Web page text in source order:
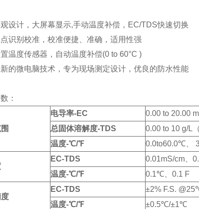
设计，大屏幕显示,手动温度补偿，EC/TDS快速切换
识别校准，校准便捷、准确，适用性强
温度传感器，自动温度补偿(0 to 60°C )
的微电脑技术，专为现场测定设计，优良的防水性能
：
电导率-EC
0.00 to 20.00
总固体溶解度-TDS
0.00 to 10 g/L
温度-℃/℉
0.0to60.0℃、
EC-TDS
0.01mS/cm、
温度-℃/℉
0.1℃、0.1 F
EC-TDS
±2% F.S.
温度-℃/℉
±0.5℃/±1℃